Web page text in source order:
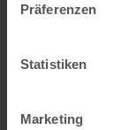
Präferenzen
Statistiken
Marketing